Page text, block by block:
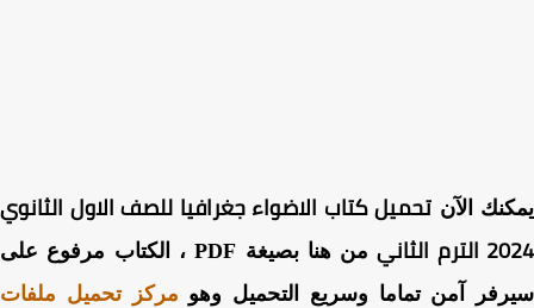
الآنتحميل كتاب الاضواء جغرافيا للصف الاول الثانوي
الثاني
من هنا بصيغة PDF ، الكتاب مرفوع على
آمن تماما وسريع التحميل وهومركز تحميل ملفات